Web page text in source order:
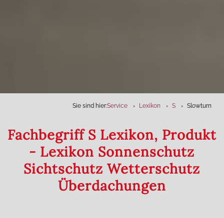
Sie sind hier:Service Lexikon S Slowturn
Fachbegriff S Lexikon, Produkt
- Lexikon Sonnenschutz
Sichtschutz Wetterschutz
Überdachungen